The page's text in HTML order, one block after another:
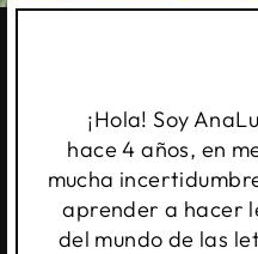
¡Hola! Soy
hace 4 años, en
mucha
aprender a hacer
del mundo de las